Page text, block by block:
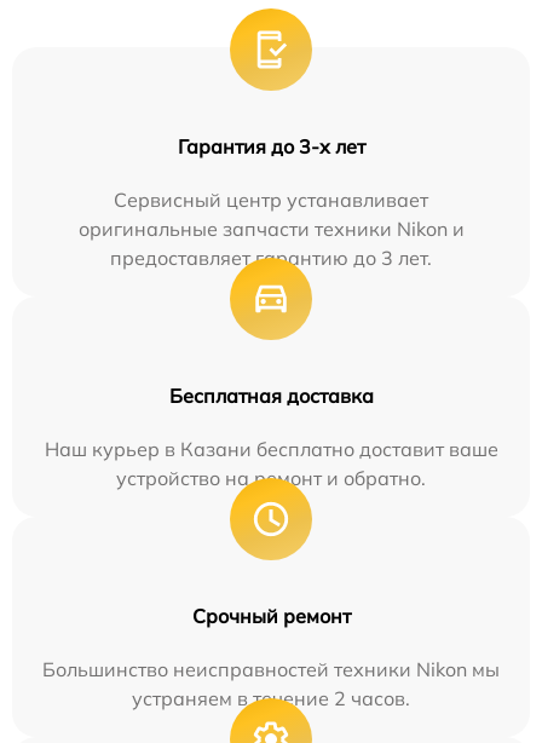
Гарантия до 3-х лет
Сервисный центр устанавливает
оригинальные запчасти техники Nikon и
предоставляет гарантию до 3 лет.
Бесплатная доставка
Наш курьер в Казани бесплатно доставит ваше
устройство на ремонт и обратно.
Срочный ремонт
Большинство неисправностей техники Nikon мы
устраняем в течение 2 часов.